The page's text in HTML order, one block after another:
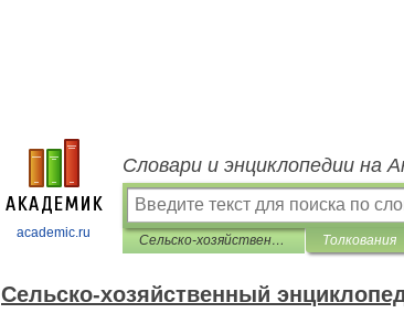
academic.ru
Словари и энциклопедии на
Сельско-хозяйственный энциклопедический словарь Толкования
Сельско-хозяйственный